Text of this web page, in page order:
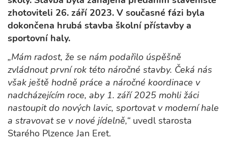
zhotoviteli 26. září 2023. V současné fázi byla
dokončena hrubá stavba školní přístavby a
sportovní haly.
„Mám radost, že se nám podařilo úspěšně
zvládnout první rok této náročné stavby. Čeká nás
však ještě hodně práce a náročné koordinace v
nadcházejícím roce, aby 1. září 2025 mohli žáci
nastoupit do nových lavic, sportovat v moderní hale
a stravovat se v nové jídelně,“ uvedl starosta
Starého Plzence Jan Eret.